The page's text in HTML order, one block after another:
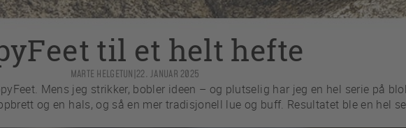
til et helt hefte
MARTE HELGETUN|22. JANUAR 2025
Mens jeg strikker, bobler ideen – og plutselig har jeg en hel serie på
og en hals, og så en mer tradisjonell lue og buff. Resultatet ble en hel